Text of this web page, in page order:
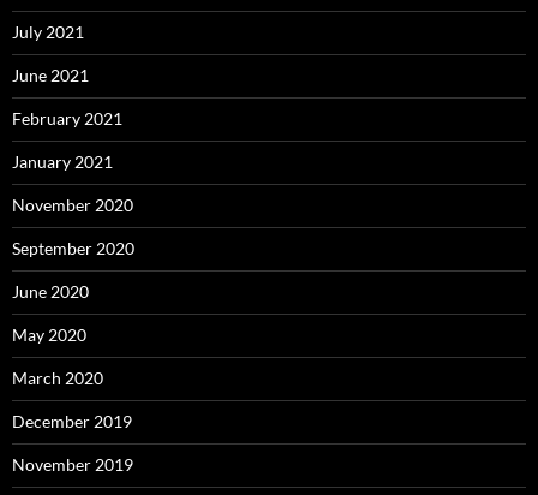
July 2021
June 2021
February 2021
January 2021
November 2020
September 2020
June 2020
May 2020
March 2020
December 2019
November 2019